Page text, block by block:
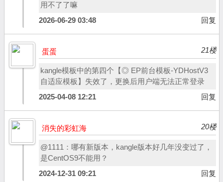
用不了了嘛
2026-06-29 03:48
回复
蛋蛋 21楼
kangle模板中的第四个【◎ EP前台模板-YDHostV3
自适应模板】失效了，更换后用户端无法正常登录
2025-04-08 12:21
回复
消失的彩虹海 20楼
@1111：哪有新版本，kangle版本好几年没变过了，
是CentOS9不能用？
2024-12-31 09:21
回复